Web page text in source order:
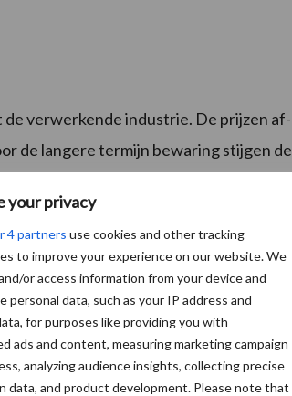
your privacy
4 partners use cookies and other tracking
to improve your experience on our website. We
or access information from your device and
personal data, such as your IP address and
for purposes like providing you with
ads and content, measuring marketing campaign
analyzing audience insights, collecting precise
data, and product development. Please note that
verwerkende industrie. De prijzen af-
de langere termijn bewaring stijgen de
wet- en regelgeving zullen zijn op
bewaring. Maar ook op de nieuwe
wordt het een technisch en
langer bewaren. De verwachting is dat
zijn, omdat veel telers niet op de
en/of kwaliteit